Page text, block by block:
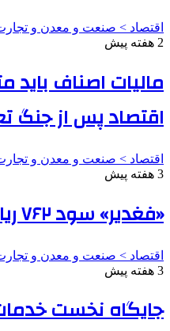
اقتصاد > صنعت و معدن و
2 هفته پیش
مالیات اصناف
اقتصاد پس از جنگ
اقتصاد > صنعت و معدن و
3 هفته پیش
«فغدیر» سود ۷۶۲ ریالی تقسیم کرد
اقتصاد > صنعت و معدن و
3 هفته پیش
جایگاه نخست